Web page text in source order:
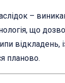
–
що
планово.